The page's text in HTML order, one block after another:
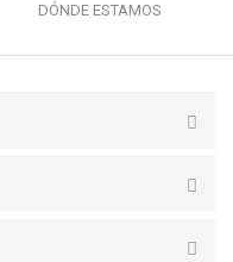
DÓNDE ESTAMOS